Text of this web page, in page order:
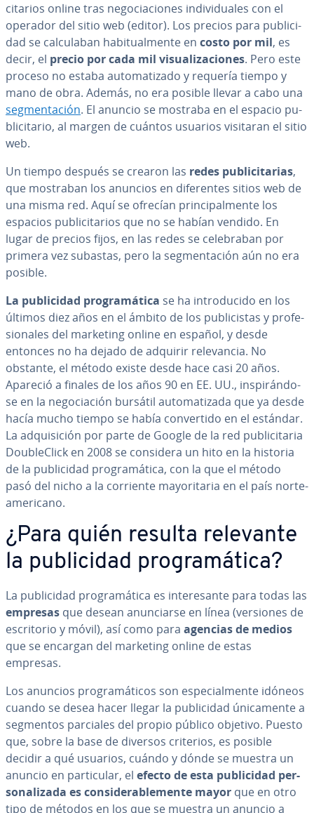
ci­ta­rios online tras ne­go­cia­cio­nes in­di­vi­dua­les con el
operador del sitio web (editor). Los precios para pu­bli­ci­
dad se ca­l­cu­la­ban ha­bi­tua­l­me­n­te en costo por mil, es
decir, el precio por cada mil vi­sua­li­za­cio­nes. Pero este
proceso no estaba au­to­ma­ti­za­do y requería tiempo y
mano de obra. Además, no era posible llevar a cabo una
se­g­me­n­ta­ción. El anuncio se mostraba en el espacio pu­
bli­ci­ta­rio, al margen de cuántos usuarios visitaran el sitio
web.
Un tiempo después se crearon las redes pu­bli­ci­ta­rias,
que mostraban los anuncios en di­fe­re­n­tes sitios web de
una misma red. Aquí se ofrecían pri­n­ci­pa­l­me­n­te los
espacios pu­bli­ci­ta­rios que no se habían vendido. En
lugar de precios fijos, en las redes se ce­le­bra­ban por
primera vez subastas, pero la se­g­me­n­ta­ción aún no era
posible.
La pu­bli­ci­dad pro­gra­má­ti­ca se ha in­tro­du­ci­do en los
últimos diez años en el ámbito de los pu­bli­ci­s­tas y pro­fe­
sio­na­les del marketing online en español, y desde
entonces no ha dejado de adquirir re­le­va­n­cia. No
obstante, el método existe desde hace casi 20 años.
Apareció a finales de los años 90 en EE. UU., in­s­pi­rá­n­do­
se en la ne­go­cia­ción bursátil au­to­ma­ti­za­da que ya desde
hacía mucho tiempo se había co­n­ve­r­ti­do en el estándar.
La ad­qui­si­ción por parte de Google de la red pu­bli­ci­ta­ria
Dou­ble­Cli­ck en 2008 se considera un hito en la historia
de la pu­bli­ci­dad pro­gra­má­ti­ca, con la que el método
pasó del nicho a la corriente ma­yo­ri­ta­ria en el país no­r­te­
ame­ri­cano.
¿Para quién resulta relevante
la pu­bli­ci­dad pro­gra­má­ti­ca?
La pu­bli­ci­dad pro­gra­má­ti­ca es in­te­re­sa­n­te para todas las
empresas que desean anu­n­ciar­se en línea (versiones de
es­cri­to­rio y móvil), así como para agencias de medios
que se encargan del marketing online de estas
empresas.
Los anuncios pro­gra­má­ti­cos son es­pe­cia­l­me­n­te idóneos
cuando se desea hacer llegar la pu­bli­ci­dad úni­ca­me­n­te a
segmentos parciales del propio público objetivo. Puesto
que, sobre la base de diversos criterios, es posible
decidir a qué usuarios, cuándo y dónde se muestra un
anuncio en pa­r­ti­cu­lar, el efecto de esta pu­bli­ci­dad pe­r­
so­na­li­za­da es co­n­si­de­ra­ble­me­n­te mayor que en otro
tipo de métodos en los que se muestra un anuncio a